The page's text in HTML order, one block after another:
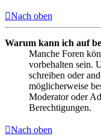
Nach oben
Warum kann ich auf
Manche Foren
vorbehalten sein.
schreiben oder
möglicherweise
Moderator oder
Berechtigungen.
Nach oben